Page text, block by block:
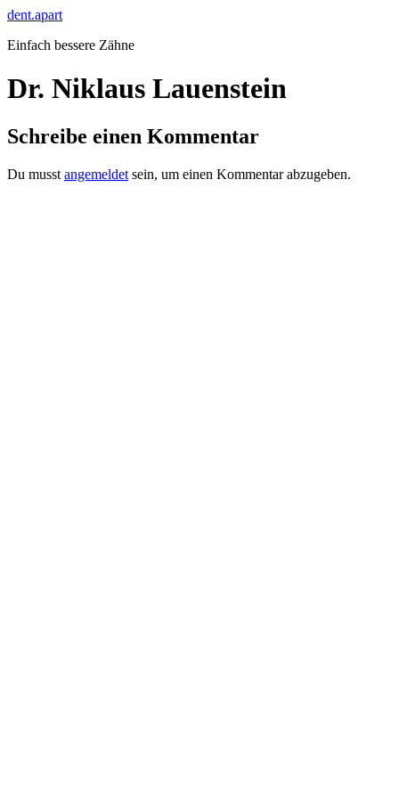
Zum
springen
dent.apart
Einfach bessere Zähne
Dr. Niklaus Lauenstein
Schreibe einen Kommentar
Du musst angemeldet sein, um einen Kommentar abzugeben.